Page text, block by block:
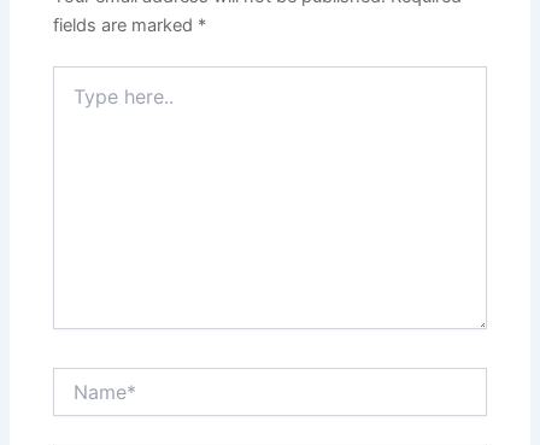
fields are marked *
here..